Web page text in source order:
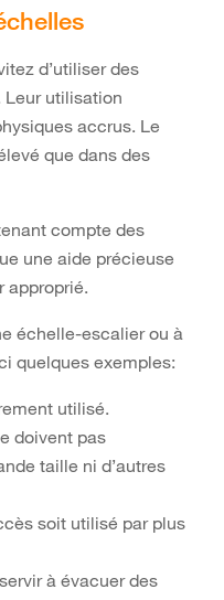
d’utiliser des
utilisation
accrus. Le
que dans des
compte des
une aide précieuse
approprié.
échelle-escalier ou à
quelques exemples:
utilisé.
doivent pas
taille ni d’autres
soit utilisé par plus
à évacuer des